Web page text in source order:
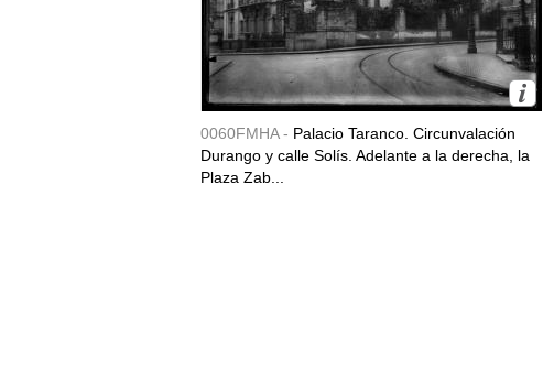
0060FMHA - Palacio Taranco. Circunvalación
Durango y calle Solís. Adelante a la derecha, la
Plaza Zab...